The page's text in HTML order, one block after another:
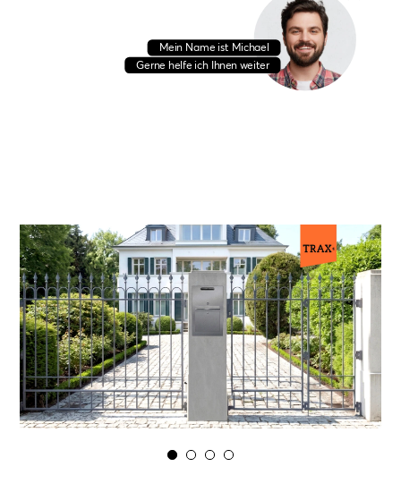
Mein Name ist Michae
Gerne he fe ich hnen weiter